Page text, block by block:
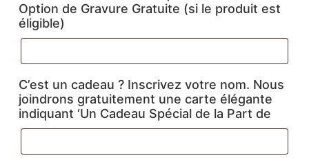
Option de Gravure Gratuite (si le produit est
éligible)
C’est un cadeau ? Inscrivez votre nom. Nous
joindrons gratuitement une carte élégante
indiquant ‘Un Cadeau Spécial de la Part de